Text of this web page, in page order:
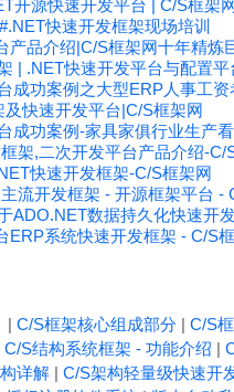
开源快速开发平台 | C/S框架
快速开发框架现场培训
产品介绍|C/S框架网十年精炼
| .NET快速开发平台与配置平
成功案例之大型ERP人事工
及快速开发平台|C/S框架网
成功案例-家具家俱行业生产
架,二次开发平台产品介绍-C/
快速开发框架-C/S框架网
流开发框架 - 开源框架平台 -
ADO.NET数据持久化快速开
ERP系统快速开发框架 - C/S
| C/S框架核心组成部分 | C/S
C/S结构系统框架 - 功能介绍 |
详解 | C/S架构轻量级快速开